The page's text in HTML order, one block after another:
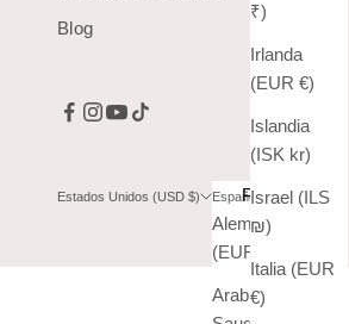
₹)
Irlanda
(EUR €)
Islandia
(ISK kr)
Israel (ILS
₪)
Italia (EUR
€)
Blog
Estados Unidos (USD $)
País
Alemania
Arabia
Español
Idioma
Español